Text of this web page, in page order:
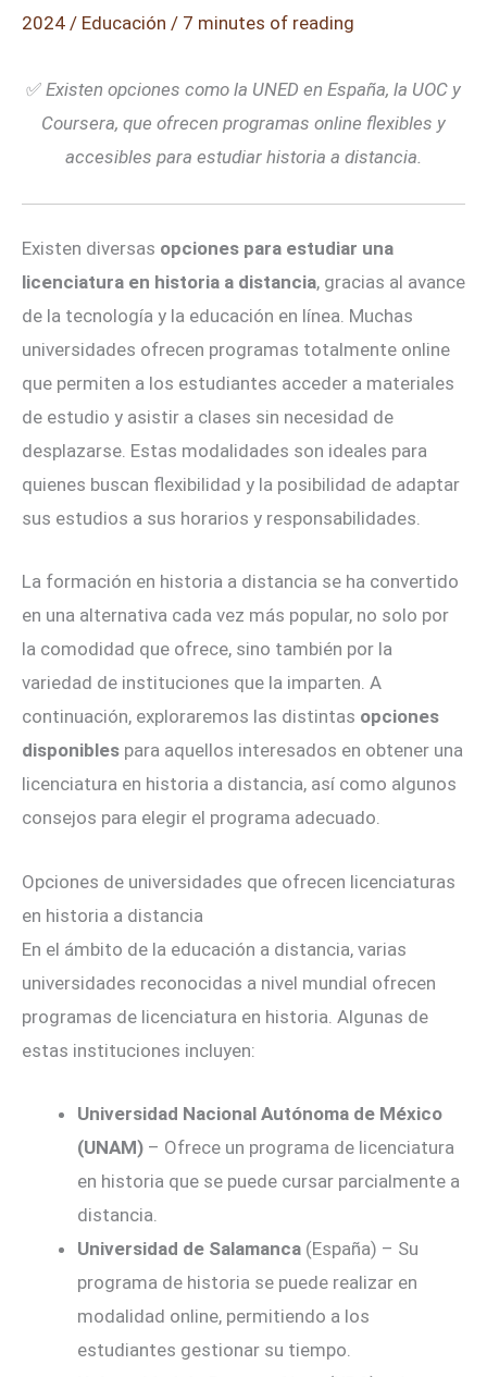
2024 / Educación / 7 minutes of reading
✅ Existen opciones como la UNED en España, la UOC y
Coursera, que ofrecen programas online flexibles y
accesibles para estudiar historia a distancia.
Existen diversas opciones para estudiar una
licenciatura en historia a distancia, gracias al avance
de la tecnología y la educación en línea. Muchas
universidades ofrecen programas totalmente online
que permiten a los estudiantes acceder a materiales
de estudio y asistir a clases sin necesidad de
desplazarse. Estas modalidades son ideales para
quienes buscan flexibilidad y la posibilidad de adaptar
sus estudios a sus horarios y responsabilidades.
La formación en historia a distancia se ha convertido
en una alternativa cada vez más popular, no solo por
la comodidad que ofrece, sino también por la
variedad de instituciones que la imparten. A
continuación, exploraremos las distintas opciones
disponibles para aquellos interesados en obtener una
licenciatura en historia a distancia, así como algunos
consejos para elegir el programa adecuado.
Opciones de universidades que ofrecen licenciaturas
en historia a distancia
En el ámbito de la educación a distancia, varias
universidades reconocidas a nivel mundial ofrecen
programas de licenciatura en historia. Algunas de
estas instituciones incluyen:
Universidad Nacional Autónoma de México
(UNAM) – Ofrece un programa de licenciatura
en historia que se puede cursar parcialmente a
distancia.
Universidad de Salamanca (España) – Su
programa de historia se puede realizar en
modalidad online, permitiendo a los
estudiantes gestionar su tiempo.